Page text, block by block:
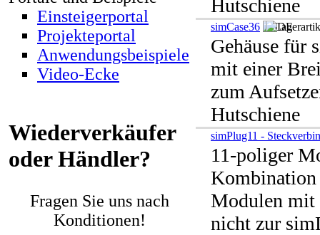
Einsteigerportal
Projekteportal
Anwendungsbeispiele
Video-Ecke
Wiederverkäufer
oder Händler?
Fragen Sie uns nach
Konditionen!
Hutschiene
simCase36
Gehäuse für
mit einer
zum
Hutschiene
simPlug11 -
11-poliger
Modulen mit
nicht zur